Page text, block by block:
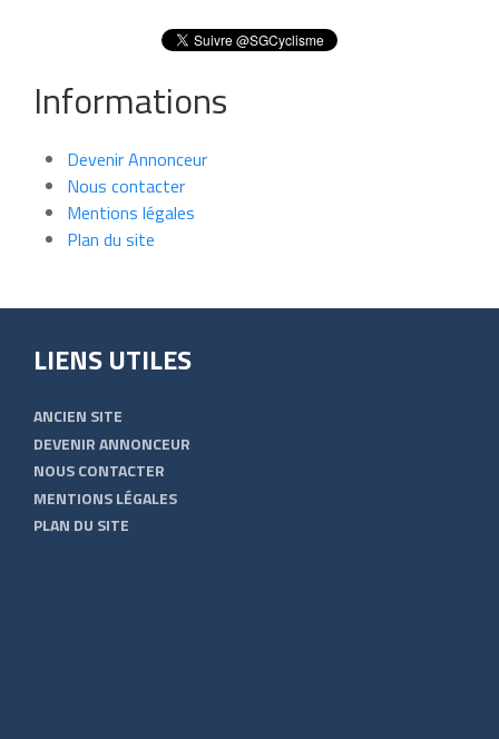
Informations
Devenir Annonceur
Nous contacter
Mentions légales
Plan du site
LIENS UTILES
ANCIEN SITE
DEVENIR ANNONCEUR
NOUS CONTACTER
MENTIONS LÉGALES
PLAN DU SITE